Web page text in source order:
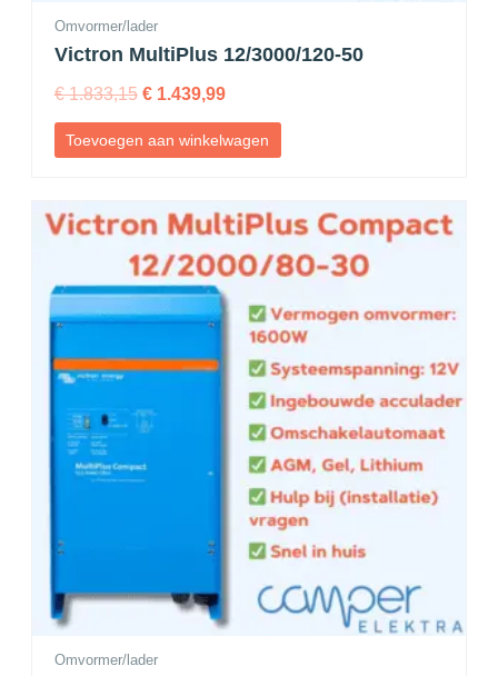
Omvormer/lader
Victron MultiPlus 12/3000/120-50
€1.833,15 €1.439,99
Toevoegen aan winkelwagen
Omvormer/lader